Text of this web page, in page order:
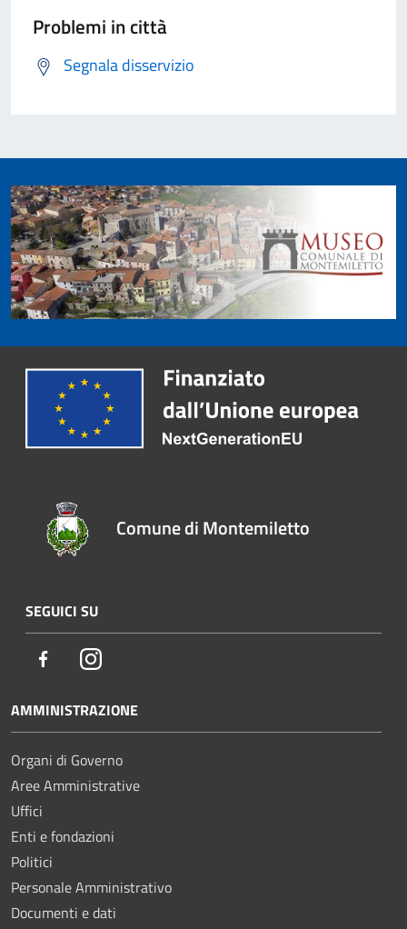
Problemi in città
Segnala disservizio
Comune di Montemiletto
SEGUICI SU
FacebookInstagram
AMMINISTRAZIONE
Organi di Governo
Aree Amministrative
Uffici
Enti e fondazioni
Politici
Personale Amministrativo
Documenti e dati